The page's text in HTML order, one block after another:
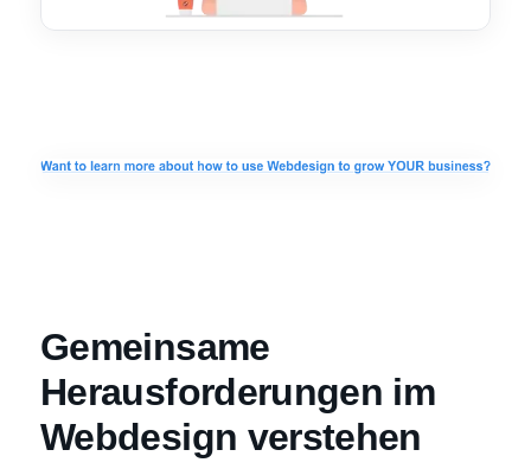
Gemeinsame
Herausforderungen im
Webdesign verstehen